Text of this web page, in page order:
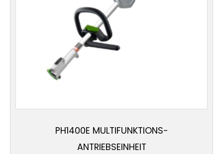
PH1400E MULTIFUNKTIONS-
ANTRIEBSEINHEIT